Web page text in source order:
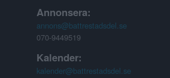
Annonsera:
annons@battrestadsdel.se
070-9449519
Kalender:
kalender@battrestadsdel.se